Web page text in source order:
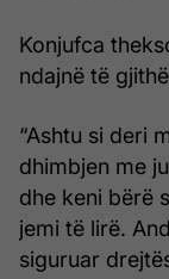
Konjufca
ndajnë të
“Ashtu si deri
dhimbjen me
dhe keni bërë
jemi të lirë.
siguruar